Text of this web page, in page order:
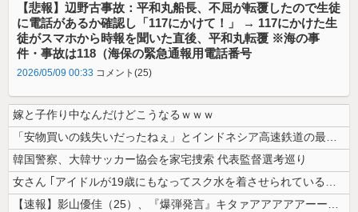
【悲報】辺野古事故：平和丸船長、不屈が転覆したので生徒
に電話があるか確認し「117にかけて！」 → 117にかけた生
徒がスマホから時報を聞いた直後、平和丸転覆 ※海の事
件・事故は118（海保の緊急通報用電話番号
2026/05/09 00:33 コメント(25)
嫁と子作り中なんだけどこうなるｗｗｗ
「安物買いの銭失いだったねぇ」とインドネシア高速鉄道の最終処分に日本側...
韓国警察、大韓サッカー協会を家宅捜索 代表監督選考巡り
女さん ｢アイドルが19歳にもなってスク水を着させられている！｣⇒結果...
【速報】影山優佳（25）、『爆弾発言』キタァアアアアアーーーーー！！